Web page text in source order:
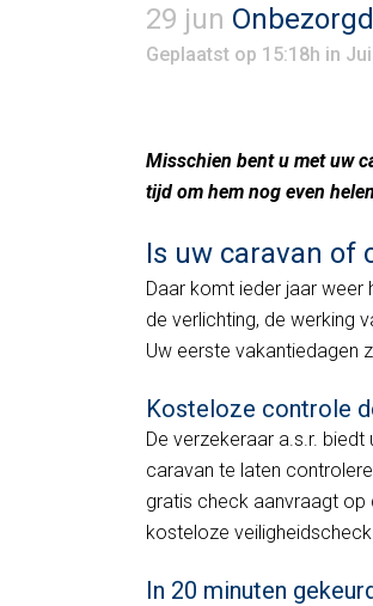
29 jun
Geplaatst op 15:18h in
Misschien bent u met uw
tijd om hem nog even
Is uw caravan of
Daar komt ieder jaar weer
de verlichting, de werking
Uw eerste vakantiedagen
Kosteloze controle
De verzekeraar a.s.r.
caravan te laten
gratis check aanvraagt op
kosteloze
In 20 minuten